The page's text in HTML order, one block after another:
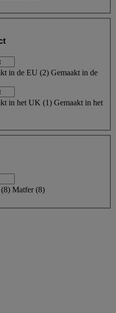
in de EU (2) Gemaakt in de
in het UK (1) Gemaakt in het
(8) Matfer(8)